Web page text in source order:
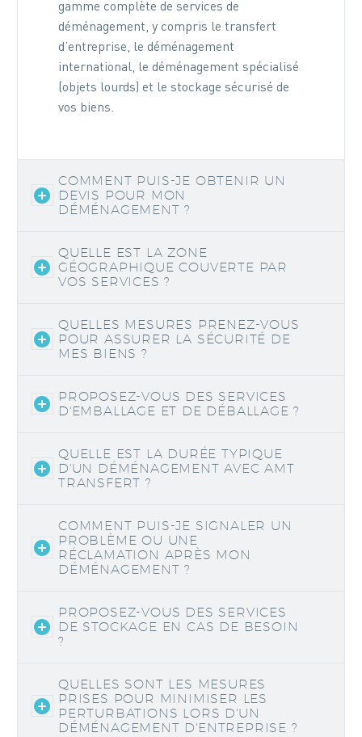
gamme complète de services de
déménagement, y compris le transfert
d’entreprise, le déménagement
international, le déménagement spécialisé
(objets lourds) et le stockage sécurisé de
vos biens.
COMMENT PUIS-JE OBTENIR UN
DEVIS POUR MON
DÉMÉNAGEMENT ?
QUELLE EST LA ZONE
GÉOGRAPHIQUE COUVERTE PAR
VOS SERVICES ?
QUELLES MESURES PRENEZ-VOUS
POUR ASSURER LA SÉCURITÉ DE
MES BIENS ?
PROPOSEZ-VOUS DES SERVICES
D'EMBALLAGE ET DE DÉBALLAGE ?
QUELLE EST LA DURÉE TYPIQUE
D'UN DÉMÉNAGEMENT AVEC AMT
TRANSFERT ?
COMMENT PUIS-JE SIGNALER UN
PROBLÈME OU UNE
RÉCLAMATION APRÈS MON
DÉMÉNAGEMENT ?
PROPOSEZ-VOUS DES SERVICES
DE STOCKAGE EN CAS DE BESOIN
?
QUELLES SONT LES MESURES
PRISES POUR MINIMISER LES
PERTURBATIONS LORS D'UN
DÉMÉNAGEMENT D'ENTREPRISE ?